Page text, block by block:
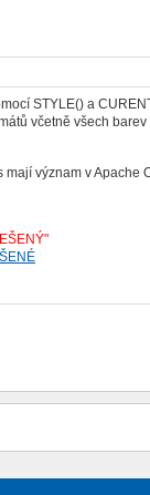
STYLE() a
včetně všech
význam v Apache